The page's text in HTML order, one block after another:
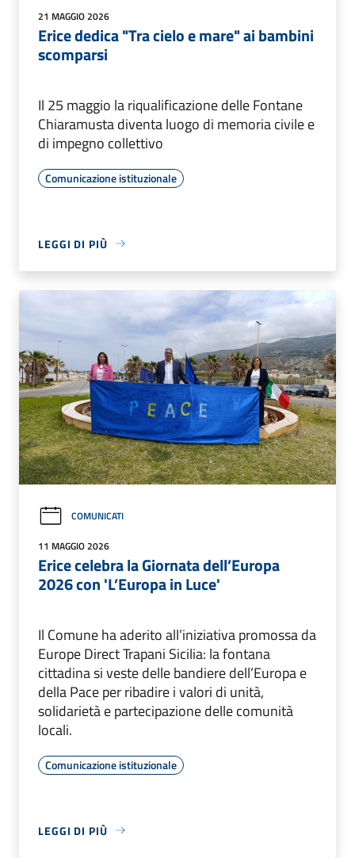
21 MAGGIO 2026
Erice dedica "Tra cielo e mare" ai bambini
scomparsi
Il 25 maggio la riqualificazione delle Fontane
Chiaramusta diventa luogo di memoria civile e
di impegno collettivo
Comunicazione istituzionale
LEGGI DI PIÙ
COMUNICATI
11 MAGGIO 2026
Erice celebra la Giornata dell’Europa
2026 con 'L’Europa in Luce'
Il Comune ha aderito all’iniziativa promossa da
Europe Direct Trapani Sicilia: la fontana
cittadina si veste delle bandiere dell’Europa e
della Pace per ribadire i valori di unità,
solidarietà e partecipazione delle comunità
locali.
Comunicazione istituzionale
LEGGI DI PIÙ